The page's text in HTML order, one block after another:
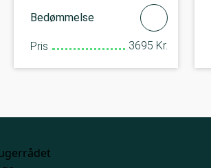
Bedømmelse
Pris 3695 Kr.